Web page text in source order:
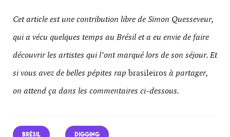
Cet article est une contribution libre de Simon Quesseveur,
qui a vécu quelques temps au Brésil et a eu envie de faire
découvrir les artistes qui l’ont marqué lors de son séjour. Et
si vous avez de belles pépites rap brasileiros à partager,
on attend ça dans les commentaires ci-dessous.
BRÉSIL DIGGING